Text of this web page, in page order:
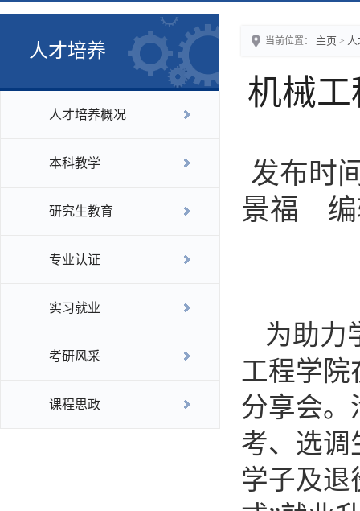
人才培养
人才培养概况
本科教学
研究生教育
专业认证
实习就业
考研风采
课程思政
当前位置： 主页 >
机械工
发布时
景福 编
为助力
工程学院
分享会。
考、选调
学子及退